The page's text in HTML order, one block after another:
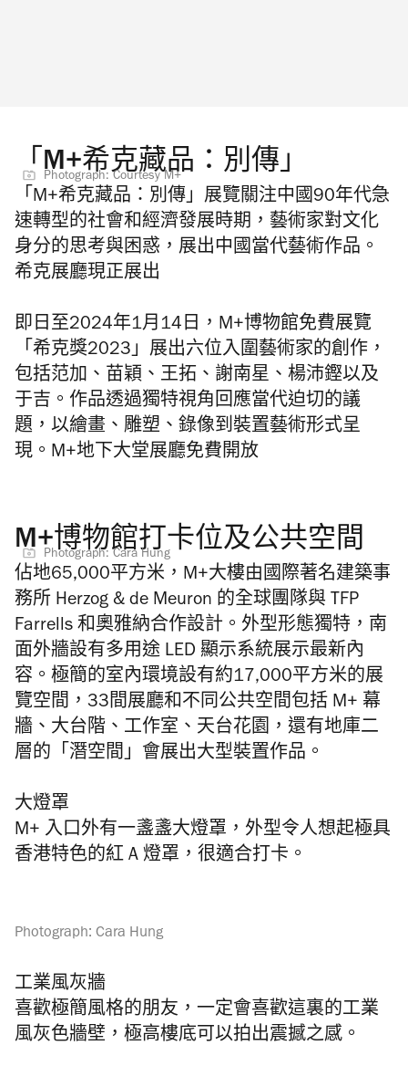
「M+希克藏品：別傳」
Photograph: Courtesy M+
「M+希克藏品：別傳」展覽關注中國90年代急
速轉型的社會和經濟發展時期，藝術家對文化
身分的思考與困惑，展出中國當代藝術作品。
希克展廳現正展出
即日至2024年1月14日，M+博物館免費展覽
「希克獎2023」展出六位入圍藝術家的創作，
包括范加、苗穎、王拓、謝南星、楊沛鏗以及
于吉。作品透過獨特視角回應當代迫切的議
題，以繪畫、雕塑、錄像到裝置藝術形式呈
現。M+地下大堂展廳免費開放
M+博物館打卡位及公共空間
Photograph: Cara Hung
佔地65,000平方米，M+大樓由國際著名建築事
務所 Herzog & de Meuron 的全球團隊與 TFP
Farrells 和奧雅納合作設計。外型形態獨特，南
面外牆設有多用途 LED 顯示系統展示最新內
容。極簡的室內環境設有約17,000平方米的展
覽空間，33間展廳和不同公共空間包括 M+ 幕
牆、大台階、工作室、天台花園，還有地庫二
層的「潛空間」會展出大型裝置作品。
大燈罩
M+ 入口外有一盞盞大燈罩，外型令人想起極具
香港特色的紅 A 燈罩，很適合打卡。
Photograph: Cara Hung
工業風灰牆
喜歡極簡風格的朋友，一定會喜歡這裏的工業
風灰色牆壁，極高樓底可以拍出震撼之感。